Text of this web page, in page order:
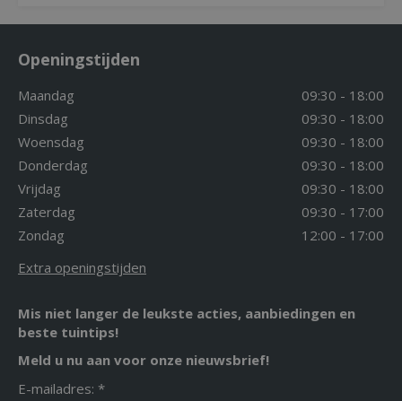
Openingstijden
Maandag
09:30 - 18:00
Dinsdag
09:30 - 18:00
Woensdag
09:30 - 18:00
Donderdag
09:30 - 18:00
Vrijdag
09:30 - 18:00
Zaterdag
09:30 - 17:00
Zondag
12:00 - 17:00
Extra openingstijden
Mis niet langer de leukste acties, aanbiedingen en
beste tuintips!
Meld u nu aan voor onze nieuwsbrief!
E-mailadres: *